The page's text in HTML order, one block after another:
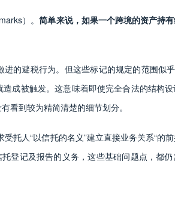
）。简单来说，如果一个跨境的资产持
的避税行为。但这些标记的规定的范围似
成被触发。这意味着即使完全合法的结构
看到较为精简清楚的细节划分。
托人“以信托的名义”建立直接业务关系“的
登记及报告的义务，这些基础问题点，都